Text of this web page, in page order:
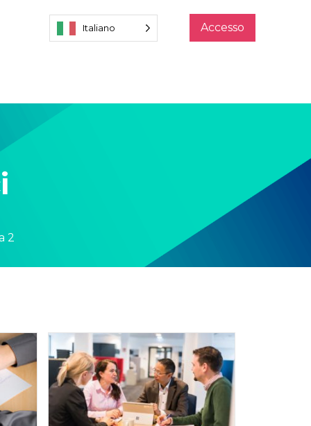
Italiano Accesso
2